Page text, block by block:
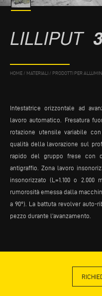
LILLIPUT
HOME / MATERIALI / PRODOTTI PER
Intestatrice orizzontale ad
lavoro automatico. Fresatura
rotazione utensile variabile
qualità della lavorazione sul
rapido del gruppo frese con
antigraffio. Zona lavoro
insonorizzato (L=1.100 o
rumorosità emessa dalla
a 90°). La battuta revolver
pezzo durante l’avanzamento.